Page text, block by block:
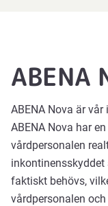
ABENA
ABENA Nova är
ABENA Nova har
vårdpersonalen
inkontinensskyddet
faktiskt behövs,
vårdpersonalen